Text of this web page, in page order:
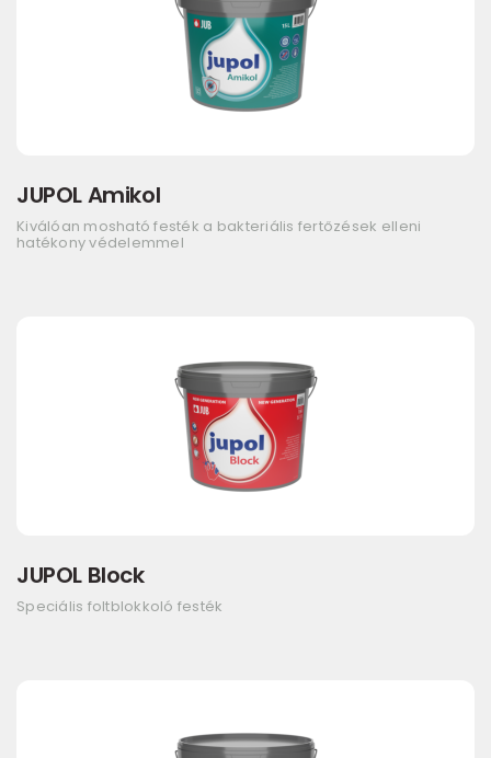
JUPOL Amikol
Kiválóan mosható festék a bakteriális fertőzések elleni
hatékony védelemmel
JUPOL Block
Speciális foltblokkoló festék